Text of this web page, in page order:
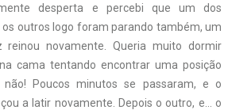
desperta e percebi que um dos
outros logo foram parando também, um
novamente. Queria muito dormir
cama tentando encontrar uma posição
Poucos minutos se passaram, e o
a latir novamente. Depois o outro, e… o